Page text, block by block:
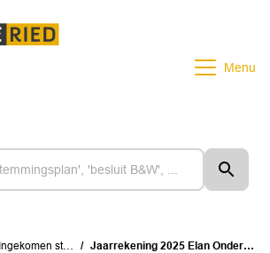
Menu
Ingekomen stukken Jaarrekening 2025 Elan Onderwijsgroep.